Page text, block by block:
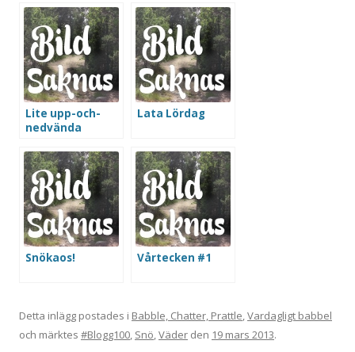
Lite upp-och-
nedvända
Lata Lördag
Snökaos! Vårtecken #1
Detta inlägg postades i Babble, Chatter, Prattle,Vardagligt babbel
och märktes #Blogg100, Snö,Väder den 19 mars 2013.